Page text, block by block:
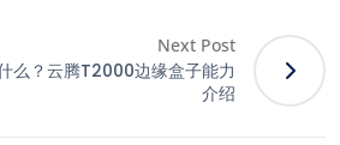
Next Post
么？云腾T2000边缘盒子能力
介绍